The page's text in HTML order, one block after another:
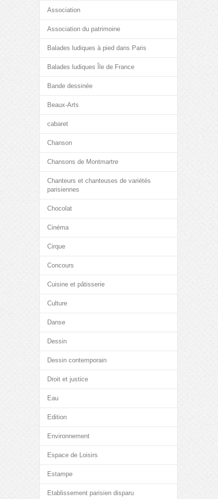
Association
Association du patrimoine
Balades ludiques à pied dans Paris
Balades ludiques Île de France
Bande dessinée
Beaux-Arts
cabaret
Chanson
Chansons de Montmartre
Chanteurs et chanteuses de variétés
parisiennes
Chocolat
Cinéma
Cirque
Concours
Cuisine et pâtisserie
Culture
Danse
Dessin
Dessin contemporain
Droit et justice
Eau
Edition
Environnement
Espace de Loisirs
Estampe
Etablissement parisien disparu